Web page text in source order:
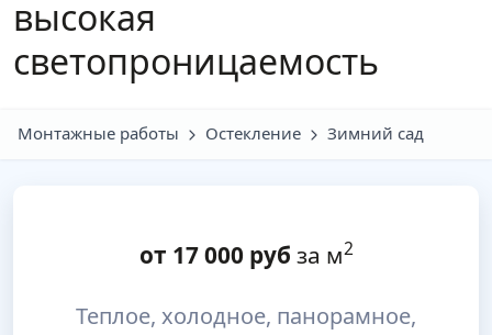
высокая
светопроницаемость
Монтажные работы Остекление Зимний сад
от 17 000руб за м2
Теплое, холодное, панорамное,